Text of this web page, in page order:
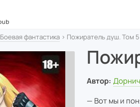
Боевая фантастика › Пожиратель душ. Том 5
Автор:
— Вот мы и